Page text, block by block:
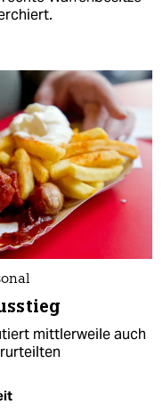
mittlerweile auch